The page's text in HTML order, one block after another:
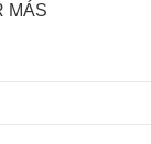
MÁS